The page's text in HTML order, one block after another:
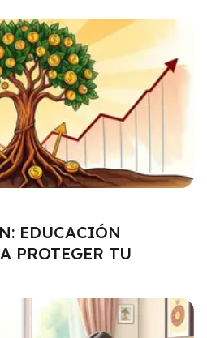
EDUCACIÓN
PROTEGER TU